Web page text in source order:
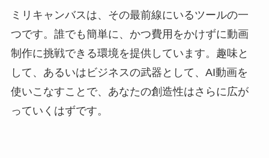
ミリキャンバスは、その最前線にいるツールの一
つです。誰でも簡単に、かつ費用をかけずに動画
制作に挑戦できる環境を提供しています。趣味と
して、あるいはビジネスの武器として、AI動画を
使いこなすことで、あなたの創造性はさらに広が
っていくはずです。